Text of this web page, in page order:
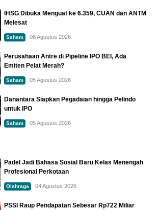
IHSG Dibuka Menguat ke 6.359, CUAN dan ANTM
Melesat
Saham 06 Agustus 2026
Perusahaan Antre di Pipeline IPO BEI, Ada
Emiten Pelat Merah?
Saham 05 Agustus 2026
Danantara Siapkan Pegadaian hingga Pelindo
untuk IPO
Saham 05 Agustus 2026
Padel Jadi Bahasa Sosial Baru Kelas Menengah
Profesional Perkotaan
Olahraga 04 Agustus 2026
PSSI Raup Pendapatan Sebesar Rp722 Miliar